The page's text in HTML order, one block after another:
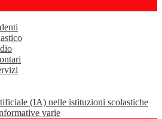
(IA) nelle istituzioni scolastiche
varie